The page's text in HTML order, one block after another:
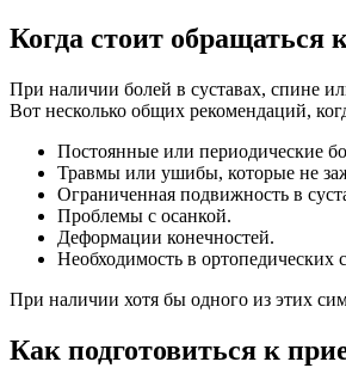
Когда стоит обращаться
При наличии болей в суставах, спине
Вот несколько общих рекомендаций,
Постоянные или периодические
Травмы или ушибы, которые не
Ограниченная подвижность в
Проблемы с осанкой.
Деформации конечностей.
Необходимость в ортопедических
При наличии хотя бы одного из этих
Как подготовиться к